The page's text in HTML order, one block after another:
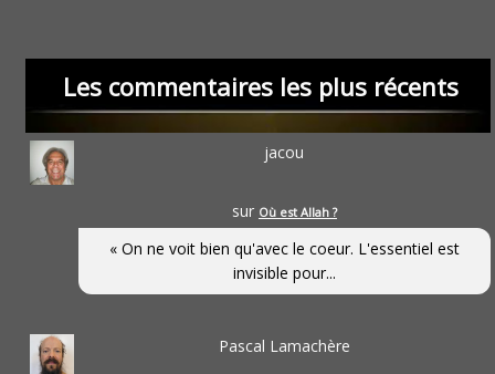
Les commentaires les plus récents
jacou
sur Où est Allah ?
« On ne voit bien qu'avec le coeur. L'essentiel est
invisible pour...
Pascal Lamachère